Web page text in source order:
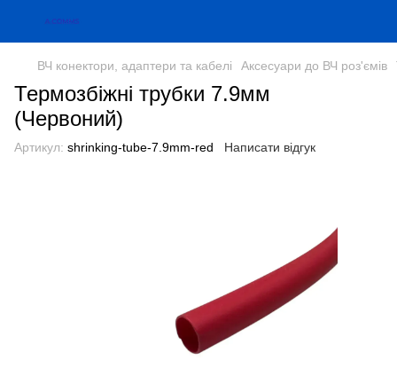
ВЧ конектори, адаптери та кабелі Аксесуари до ВЧ роз'ємів
Термозбіжні трубки 7.9мм
(Червоний)
Артикул: shrinking-tube-7.9mm-red Написати відгук